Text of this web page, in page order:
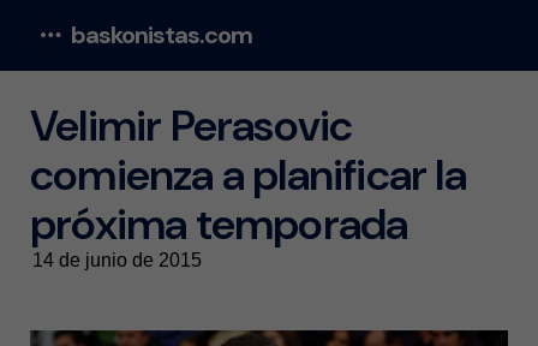
baskonistas.com
Velimir Perasovic
comienza a planificar la
próxima temporada
14 de junio de 2015